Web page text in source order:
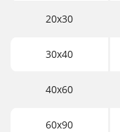
20х30
30х40
40х60
60х90